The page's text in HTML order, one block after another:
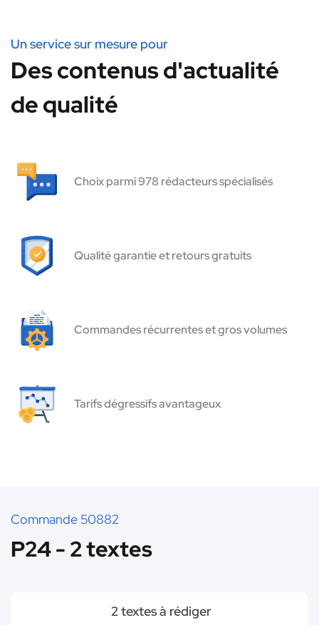
Un service sur mesure pour
Des contenus d'actualité
de qualité
Choix parmi 978 rédacteurs spécialisés
Qualité garantie et retours gratuits
Commandes récurrentes et gros volumes
Tarifs dégressifs avantageux
Commande 50882
P24 - 2 textes
2 textes à rédiger